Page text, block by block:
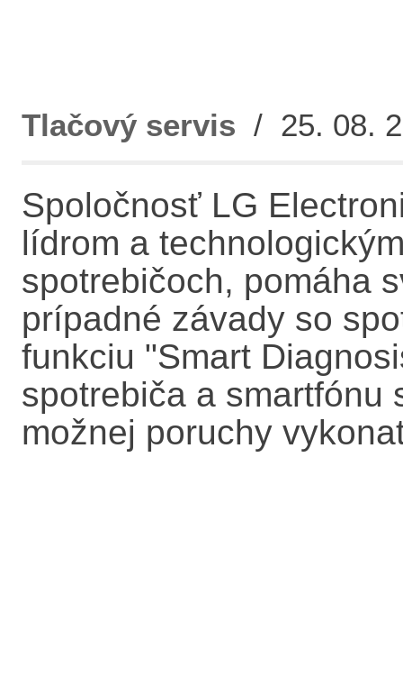
Tlačový servis / 25. 08.
Spoločnosť LG
lídrom a
spotrebičoch, pomáha
prípadné závady so
funkciu "Smart
spotrebiča a smartfónu
možnej poruchy